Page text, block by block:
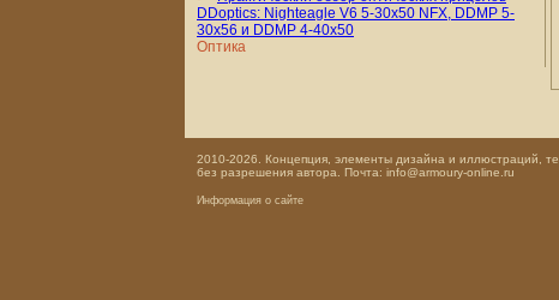
DDoptics: Nighteagle V6 5-30x50 NFX, DDMP 5-
30x56 и DDMP 4-40x50
Оптика
2010-2026. Концепция, элементы дизайна и иллюстраций,
без разрешения автора. Почта: info@armoury-online.ru
Информация о сайте